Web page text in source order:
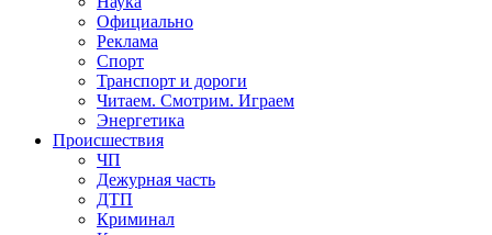
Официально
Реклама
Спорт
Транспорт и дороги
Читаем. Смотрим. Играем
Энергетика
Происшествия
ЧП
Дежурная часть
ДТП
Криминал